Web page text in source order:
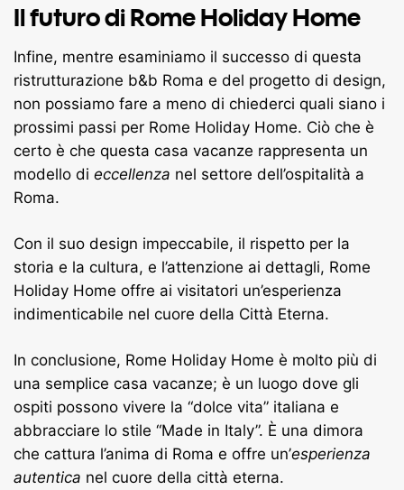
Il futuro di Rome Holiday Home
Infine, mentre esaminiamo il successo di questa
ristrutturazione b&b Roma e del progetto di design,
non possiamo fare a meno di chiederci quali siano i
prossimi passi per Rome Holiday Home. Ciò che è
certo è che questa casa vacanze rappresenta un
modello di eccellenza nel settore dell’ospitalità a
Roma.
Con il suo design impeccabile, il rispetto per la
storia e la cultura, e l’attenzione ai dettagli, Rome
Holiday Home offre ai visitatori un’esperienza
indimenticabile nel cuore della Città Eterna.
In conclusione, Rome Holiday Home è molto più di
una semplice casa vacanze; è un luogo dove gli
ospiti possono vivere la “dolce vita” italiana e
abbracciare lo stile “Made in Italy”. È una dimora
che cattura l’anima di Roma e offre un’esperienza
autentica nel cuore della città eterna.